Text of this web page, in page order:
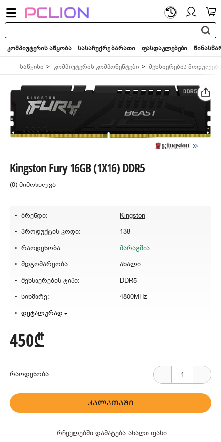
საძიებო
სიტყვა...
კომპიუტერის აწყობა სასაჩუქრე ბარათი ფასდაკლებები
საწყისი კომპიუტერის კომპონენტები მეხსიერების მოდულები
Kingston Fury 16GB (1X16) DDR5
(0) მიმოხილვა
ბრენდი:
Kingston
პროდუქტის კოდი:
138
რაოდენობა:
მარაგშია
მდგომარეობა
ახალი
მეხსიერების ტიპი:
DDR5
სიხშირე:
4800MHz
დეტალურად
450₾
რაოდენობა:
ᲙᲐᲚᲐᲗᲐᲨᲘ
რჩეულებში დამატება ახალი ფასი